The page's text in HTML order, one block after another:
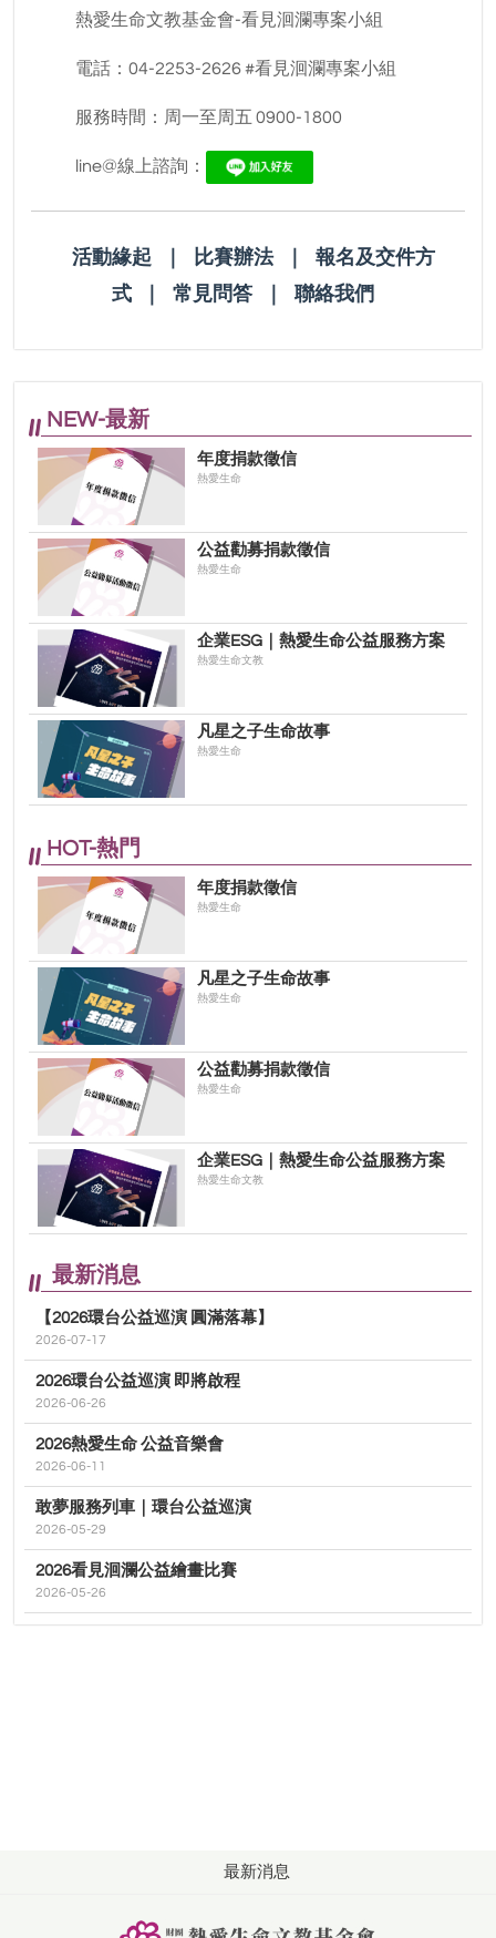
熱愛生命文教基金會-看見洄瀾專案小組
電話：04-2253-2626 #看見洄瀾專案小組
服務時間：周一至周五 0900-1800
line@線上諮詢：
活動緣起 比賽辦法
報名及交件方
式
常見問答 聯絡我們
NEW-最新
年度捐款徵信
熱愛生命
公益勸募捐款徵信
熱愛生命
企業ESG｜熱愛生命公益服務方案
熱愛生命文教
凡星之子生命故事
熱愛生命
HOT-熱門
年度捐款徵信
熱愛生命
凡星之子生命故事
熱愛生命
公益勸募捐款徵信
熱愛生命
企業ESG｜熱愛生命公益服務方案
熱愛生命文教
最新消息
【2026環台公益巡演 圓滿落幕】
2026-07-17
2026環台公益巡演 即將啟程
2026-06-26
2026熱愛生命 公益音樂會
2026-06-11
敢夢服務列車｜環台公益巡演
2026-05-29
2026看見洄瀾公益繪畫比賽
2026-05-26
最新消息